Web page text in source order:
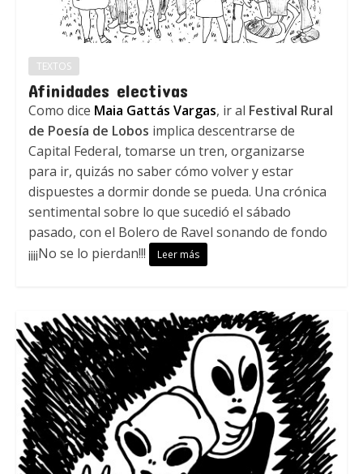
TEXTOS
Afinidades electivas
Como dice Maia Gattás Vargas, ir al Festival Rural
de Poesía de Lobos implica descentrarse de
Capital Federal, tomarse un tren, organizarse
para ir, quizás no saber cómo volver y estar
dispuestes a dormir donde se pueda. Una crónica
sentimental sobre lo que sucedió el sábado
pasado, con el Bolero de Ravel sonando de fondo
¡¡¡¡No se lo pierdan!!!
Leer más